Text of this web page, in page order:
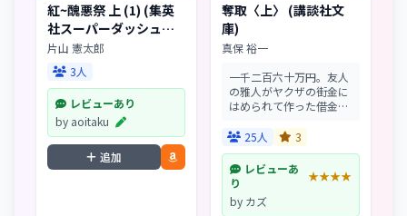
紅~醜悪祭 上 (1) (集英
社スーパーダッシュ文
庫 か 9-6)
片山 憲太郎
3人
レビューあり
by aoitaku
追加
奪取〈上〉 (講談社文
庫)
真保 裕一
一千二百六十万円。友人
の雅人がヤクザの街金に
はめられて作った借金を
りを二人で実行しようと
ンや機械に詳しい彼なら
ではのアイデアで、大金
入手まであと一歩と迫
っ...
25人 3
レビューあ
り
★★★★
by カズ